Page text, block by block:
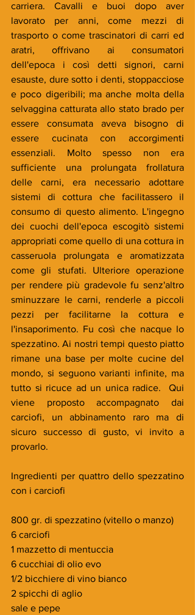
carriera. Cavalli e buoi dopo aver
lavorato per anni, come mezzi di
trasporto o come trascinatori di carri ed
aratri, offrivano ai consumatori
dell'epoca i così detti signori, carni
esauste, dure sotto i denti, stoppacciose
e poco digeribili; ma anche molta della
selvaggina catturata allo stato brado per
essere consumata aveva bisogno di
essere cucinata con accorgimenti
essenziali. Molto spesso non era
sufficiente una prolungata frollatura
delle carni, era necessario adottare
sistemi di cottura che facilitassero il
consumo di questo alimento. L'ingegno
dei cuochi dell'epoca escogitò sistemi
appropriati come quello di una cottura in
casseruola prolungata e aromatizzata
come gli stufati. Ulteriore operazione
per rendere più gradevole fu senz'altro
sminuzzare le carni, renderle a piccoli
pezzi per facilitarne la cottura e
l'insaporimento. Fu così che nacque lo
spezzatino. Ai nostri tempi questo piatto
rimane una base per molte cucine del
mondo, si seguono varianti infinite, ma
tutto si ricuce ad un unica radice.  Qui
viene proposto accompagnato dai
carciofi, un abbinamento raro ma di
sicuro successo di gusto, vi invito a
provarlo.
Ingredienti per quattro dello spezzatino
con i carciofi
800 gr. di spezzatino (vitello o manzo)
6 carciofi
1 mazzetto di mentuccia
6 cucchiai di olio evo
1/2 bicchiere di vino bianco
2 spicchi di aglio
sale e pepe